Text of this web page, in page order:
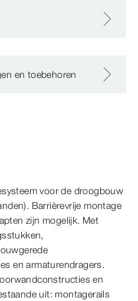
en toebehoren
voor de droogbouw
Barrièrevrije montage
zijn mogelijk. Met
en armaturendragers.
en
uit: montagerails